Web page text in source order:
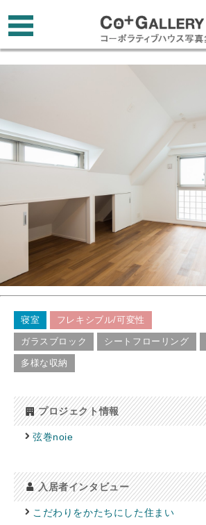
寝室 フレキシブル/可変性
ガラスブロック シートフローリング
多様な収納
プロジェクト情報
弦巻noie
入居者インタビュー
こだわりをかたちにした住まい